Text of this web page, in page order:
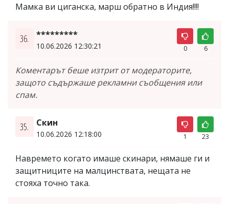
Мамка ви циганска, марш обратно в Индия!!!!
36. *********
10.06.2026 12:30:21 0 6
Коментарът беше изтрит от модераторите,
защото съдържаше рекламни съобщения или
спам.
35. Скин
10.06.2026 12:18:00 1 23
Навремето когато имаше скинари, нямаше ги и
защитниците на малцинствата, нещата не
стояха точно така.